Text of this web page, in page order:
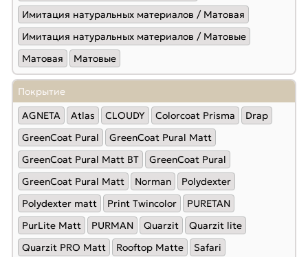
Имитация натуральных материалов / Матовая
Имитация натуральных материалов / Матовые
Матовая
Матовые
Покрытие
AGNETA
Atlas CLOUDY Colorcoat Prisma
Drap
GreenCoat Pural
GreenCoat Pural Matt
GreenCoat Pural Matt BT
GreenСoat Pural
GreenСoat Pural Matt
Norman
Polydexter
Polydexter matt
Print Twincolor
PURETAN
PurLite Мatt
PURMAN Quarzit
Quarzit lite
Quarzit PRO Matt
Rooftop Matte
Safari